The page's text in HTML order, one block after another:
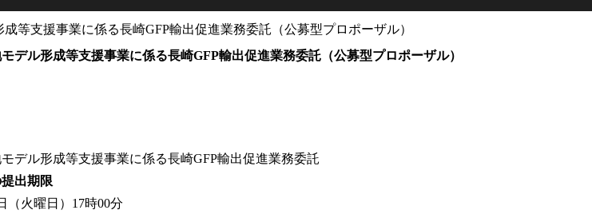
等支援事業に係る長崎GFP輸出促進業務委託（公募型プロポーザル）
デル形成等支援事業に係る長崎GFP輸出促進業務委託（公募型プロポーザル）
デル形成等支援事業に係る長崎GFP輸出促進業務委託
出期限
（火曜日）17時00分